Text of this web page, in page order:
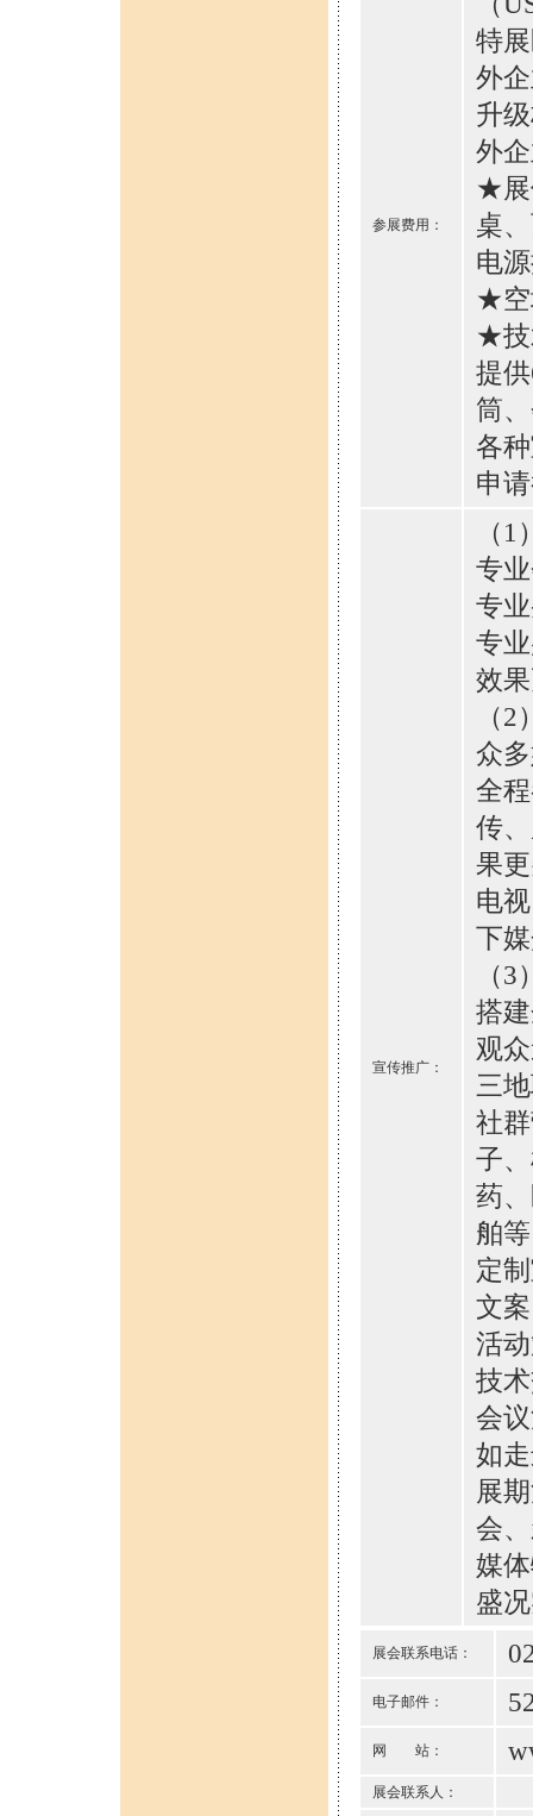
参展费用：
特
外
升
外
★展
桌
电
★空
★技
提
筒
各
申
宣传推广：
（
专
专
专
效
（
众
全
传
果
电
下
（
搭
观
三
社
子
药
舶
定
文
活
技
会
如
展
会
媒
盛
展会联系电话：
电子邮件：
网 站：
展会联系人：